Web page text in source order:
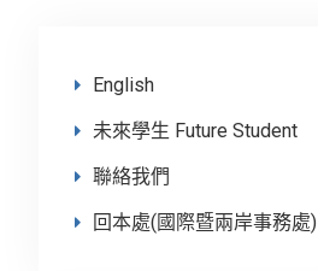
English
未來學生 Future Student
聯絡我們
回本處(國際暨兩岸事務處)